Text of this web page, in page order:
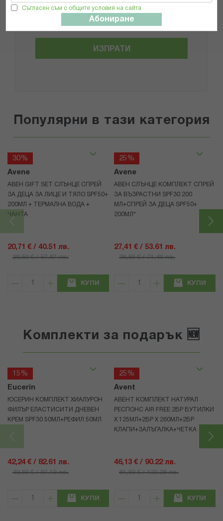
Съгласен съм с общите условия на сайта
Абониране
Общите условия и политиката за
поверителност *
ИЗПРАТИ
Популярни в тази категория
30%
Avene
АВЕН GIFT SET СЛЪНЦЕ СПРЕЙ
ЗА ДЕЦА ЗА ЛИЦЕ И ТЯЛО SPF50+
200МЛ + ТЕРМАЛНА ВОДА +
ЧАНТА
20,71 € / 40.51 лв.
29,59 € / 57.87 лв.
КУПИ
25%
Avene
АВЕН СЛЪНЦЕ КОМПЛЕКТ СПРЕЙ
ЗА ВЪЗРАСТНИ SPF30 200
МЛ+СПРЕЙ ЗА ДЕЦА SPF50+
200МЛ*
27,41 € / 53.61 лв.
36,55 € / 71.49 лв.
КУПИ
Комплекти за подарък 🆕
15%
Eucerin
ЮСЕРИН КОМПЛЕКТ ХИАЛУРОН
ФИЛЪР ЕЛАСТИСИТИ ДНЕВЕН
КРЕМ SPF30 50МЛ+РЕФИЛ 50МЛ
42,24 € / 82.61 лв.
49,69 € / 97.19 лв.
КУПИ
25%
Avent
АВЕНТ КОМПЛЕКТ НАТУРАЛ
РЕСПОНС AIR FREE 2БР БУТИЛКИ
Х 125МЛ+2БР Х 260МЛ+2БР
КЛАПИ+ЗАЛЪГАЛКА+ЧЕТКА
46,13 € / 90.22 лв.
61,50 € / 120.28 лв.
КУПИ